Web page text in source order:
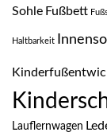
Sohle Fußbett
Haltbarkeit
Lauflernwagen